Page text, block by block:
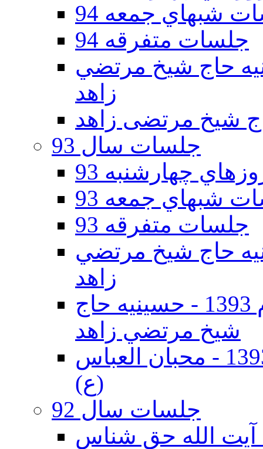
شبهاي جمعه 94
جلسات متفرقه 94
دوم 94 - حسينيه حاج شيخ مرتضي
زاهد
جلسات سال 93
چهارشنبه 93
شبهاي جمعه 93
جلسات متفرقه 93
دوم 93 - حسينيه حاج شيخ مرتضي
زاهد
جلسات دهه اول محرم الحرام 1393 - حسينيه حاج
شيخ مرتضي زاهد
جلسات دهه اول محرم الحرام 1393 - محبان العباس
(ع)
جلسات سال 92
92 - حسينيه آيت الله حق شناس